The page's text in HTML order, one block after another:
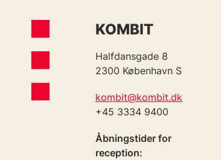
KOMBIT
Halfdansgade 8
2300 København S
kombit@kombit.dk
+45 3334 9400
Åbningstider for
reception: